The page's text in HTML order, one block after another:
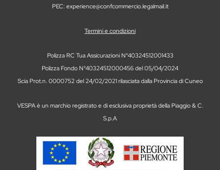
PEC: experience@confcommercio.legalmail.it
Termini e condizioni
Polizza RC Tua Assicurazioni N°40324512001433
Polizza Fondo N°40324512000456 del 05/04/2024
Scia Prot.n. 0000752 del 24/02/2021 rilasciata dalla Provincia di Cuneo
VESPA è un marchio registrato e di esclusiva proprietà della Piaggio & C.
S.p.A